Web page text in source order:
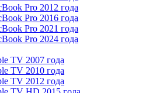
Pro 2012 года
Pro 2016 года
Pro 2021 года
Pro 2024 года
TV 2007 года
TV 2010 года
TV 2012 года